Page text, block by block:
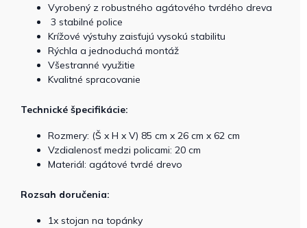
Vyrobený z robustného agátového tvrdého dreva
3 stabilné police
Krížové výstuhy zaisťujú vysokú stabilitu
Rýchla a jednoduchá montáž
Všestranné využitie
Kvalitné spracovanie
Technické špecifikácie:
Rozmery: (Š x H x V) 85 cm x 26 cm x 62 cm
Vzdialenosť medzi policami: 20 cm
Materiál: agátové tvrdé drevo
Rozsah doručenia:
1x stojan na topánky